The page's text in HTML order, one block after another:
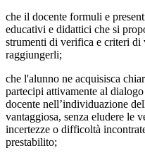
che il docente formuli e
educativi e didattici che si
strumenti di verifica e criteri di
raggiungerli;
che l'alunno ne acquisisca
partecipi attivamente al
docente nell’individuazione
vantaggiosa, senza eludere le
incertezze o difficoltà
prestabilito;